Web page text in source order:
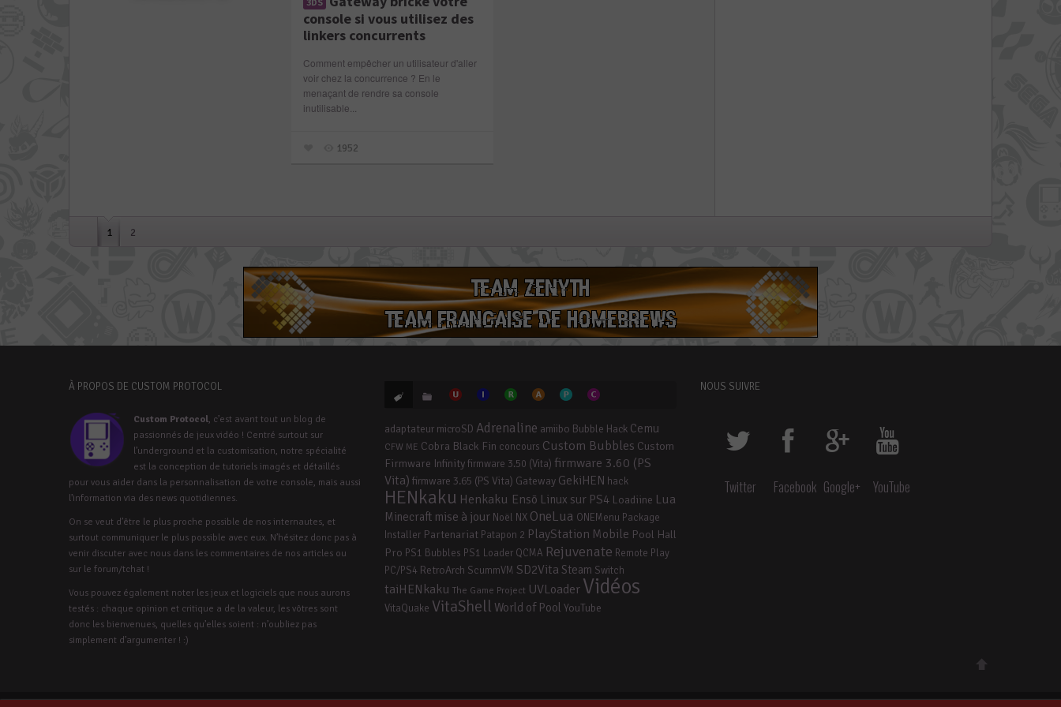
console si vous utilisez des
linkers concurrents
Comment empêcher un utilisateur d'aller
voir chez la concurrence ? En le
menaçant de rendre sa console
inutilisable...
1952
1 2
À PROPOS DE CUSTOM PROTOCOL
Custom Protocol, c’est avant tout un blog de
passionnés de jeux vidéo ! Centré surtout sur
l’underground et la customisation, notre spécialité
est la conception de tutoriels imagés et détaillés
pour vous aider dans la personnalisation de votre console, mais aussi
l’information via des news quotidiennes.
On se veut d’être le plus proche possible de nos internautes, et
surtout communiquer le plus possible avec eux. N’hésitez donc pas à
venir discuter avec nous dans les commentaires de nos articles ou
sur le forum/tchat !
Vous pouvez également noter les jeux et logiciels que nous aurons
testés : chaque opinion et critique a de la valeur, les vôtres sont
donc les bienvenues, quelles qu’elles soient : n’oubliez pas
simplement d’argumenter ! :)
adaptateur microSD Adrenaline amiibo Bubble Hack Cemu
CFW ME Cobra Black Fin concours Custom Bubbles Custom
Firmware Infinityfirmware 3.50 (Vita) firmware 3.60 (PS
Vita) firmware 3.65 (PS Vita) Gateway GekiHEN hack
HENkaku Henkaku Ensō Linux sur PS4 Loadiine Lua
Minecraft mise à jour Noël NX OneLua ONEMenu Package
Installer Partenariat Patapon 2 PlayStation Mobile Pool Hall
Pro PS1 Bubbles PS1 Loader QCMA Rejuvenate Remote Play
PC/PS4 RetroArch ScummVM SD2Vita Steam Switch
taiHENkaku The Game Project UVLoader Vidéos
VitaQuake VitaShell World of Pool YouTube
NOUS SUIVRE
Twitter Facebook Google+ YouTube